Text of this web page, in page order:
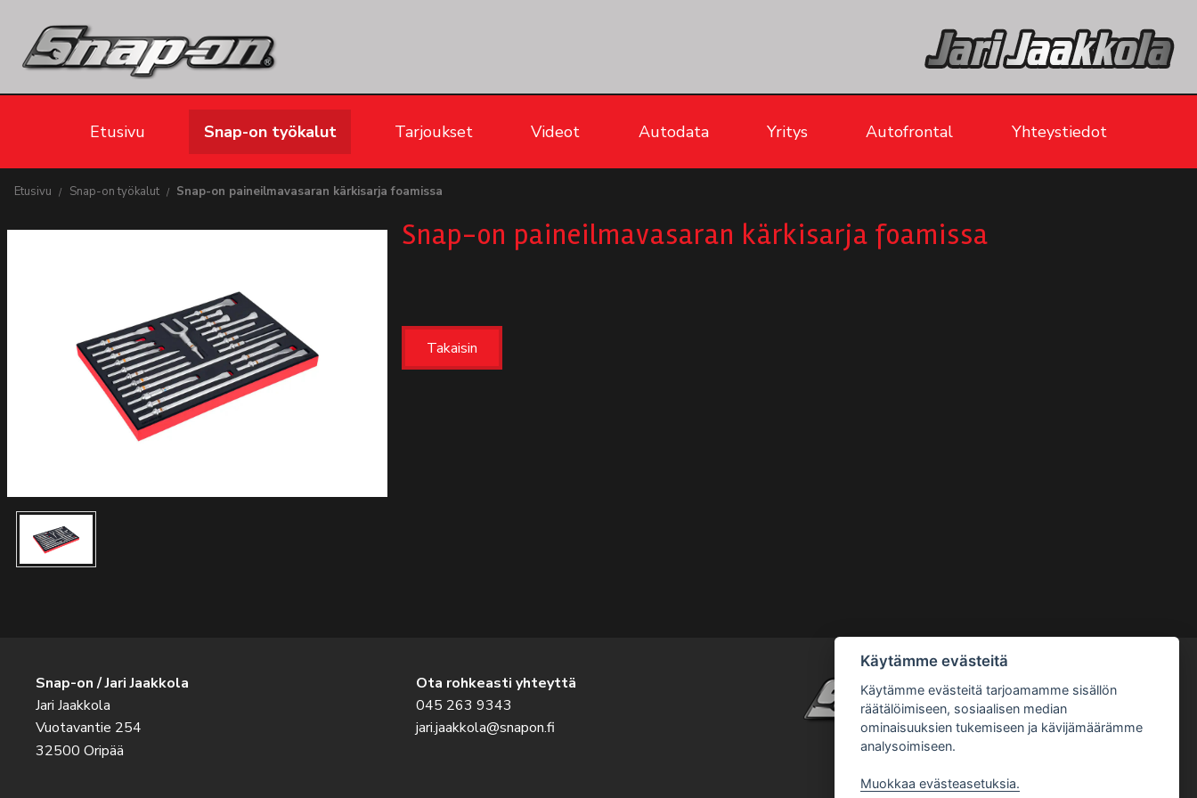
Etusivu Snap-on työkalut Tarjoukset Videot Autodata Yritys Autofrontal Yhteystiedot
Etusivu Snap-on työkalut Snap-on paineilmavasaran kärkisarja foamissa
Snap-on paineilmavasaran kärkisarja foamissa
Takaisin
Snap-on / Jari Jaakkola
Jari Jaakkola
Vuotavantie 254
32500 Oripää
Ota rohkeasti yhteyttä
045 263 9343
jari.jaakkola@snapon.fi
Käytämme evästeitä
Käytämme evästeitä tarjoamamme sisällön
räätälöimiseen, sosiaalisen median
ominaisuuksien tukemiseen ja kävijämäärämme
analysoimiseen.
Muokkaa evästeasetuksia.